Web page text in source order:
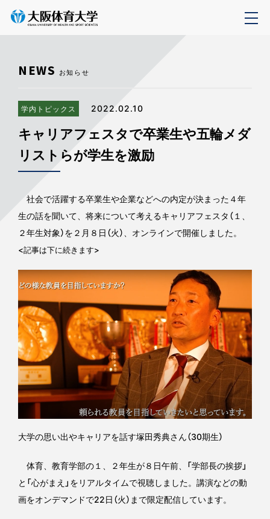
NEWS お知らせ
学内トピックス 2022.02.10
キャリアフェスタで卒業生や五輪メダ
リストらが学生を激励
社会で活躍する卒業生や企業などへの内定が決まった４年
生の話を聞いて、将来について考えるキャリアフェスタ（１、
２年生対象）を２月８日（火）、オンラインで開催しました。
<記事は下に続きます>
大学の思い出やキャリアを話す塚田秀典さん（30期生）
体育、教育学部の１、２年生が８日午前、「学部長の挨拶」
と「心がまえ」をリアルタイムで視聴しました。講演などの動
画をオンデマンドで22日（火）まで限定配信しています。